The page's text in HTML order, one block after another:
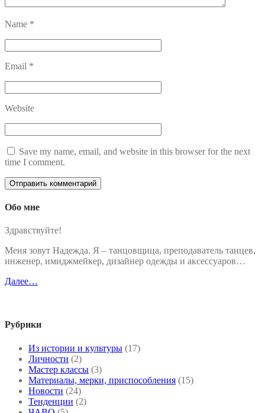
Name *
Email *
Website
Save my name, email, and website in this browser for the next
time I comment.
Обо мне
Здравствуйте!
Меня зовут Надежда. Я – танцовщица, преподаватель танцев,
инженер, имиджмейкер, дизайнер одежды и аксессуаров…
Далее…
Рубрики
Из истории и культуры (17)
Личности (2)
Мастер классы (3)
Материалы, мерки, приспособления (15)
Новости (24)
Тенденции (2)